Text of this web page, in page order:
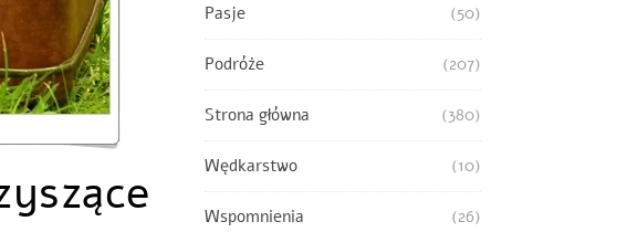
Pasje (50)
Podróże (207)
Strona główna (380)
Wędkarstwo (10)
Wspomnienia (26)